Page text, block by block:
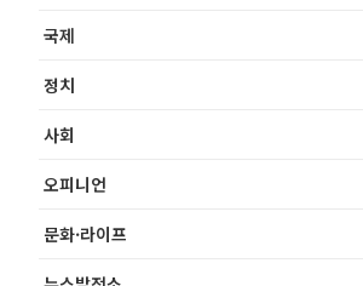
국제
정치
사회
오피니언
문화·라이프